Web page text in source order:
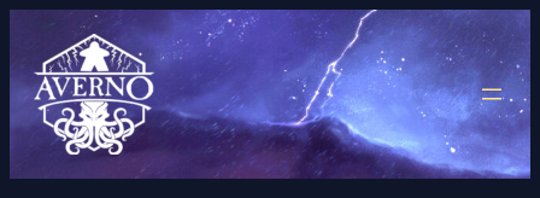
contenido